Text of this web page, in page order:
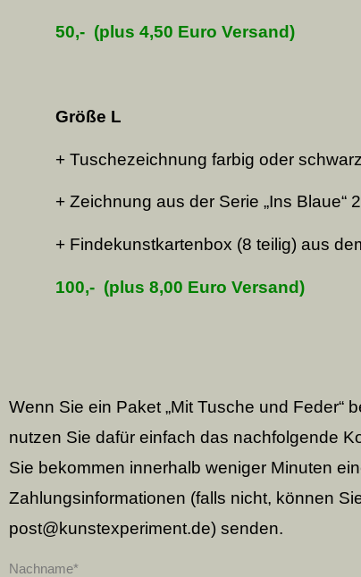
50,- (plus 4,50 Euro Versand)
Größe L
+ Tuschezeichnung farbig oder
+ Zeichnung aus der Serie „Ins Blaue“
+ Findekunstkartenbox (8 teilig) aus
100,- (plus 8,00 Euro Versand)
Wenn Sie ein Paket „Mit Tusche und Feder“
nutzen Sie dafür einfach das nachfolgende
Sie bekommen innerhalb weniger Minuten
Zahlungsinformationen (falls nicht, können
post@kunstexperiment.de) senden.
Nachname*